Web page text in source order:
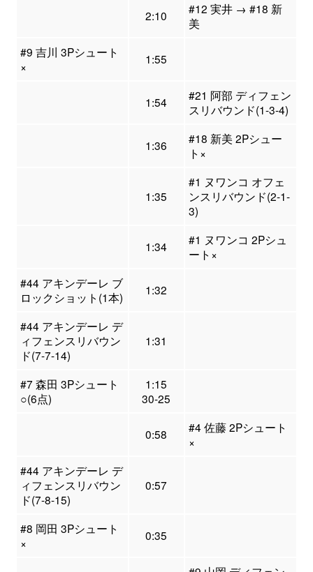
2:10
#12 実井 → #18 新
美
#9 吉川 3Pシュート
×
1:55
1:54
#21 阿部 ディフェン
スリバウンド(1-3-4)
1:36
#18 新美 2Pシュー
ト×
1:35
#1 ヌワンコ オフェ
ンスリバウンド(2-1-
3)
1:34
#1 ヌワンコ 2Pシュ
ート×
#44 アキンデーレ ブ
ロックショット(1本)
1:32
#44 アキンデーレ デ
ィフェンスリバウン
ド(7-7-14)
1:31
#7 森田 3Pシュート
○(6点)
1:15
30-25
0:58
#4 佐藤 2Pシュート
×
#44 アキンデーレ デ
ィフェンスリバウン
ド(7-8-15)
0:57
#8 岡田 3Pシュート
×
0:35